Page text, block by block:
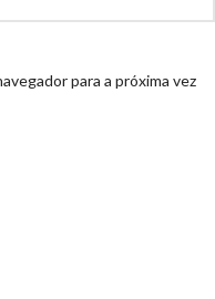
para a próxima vez